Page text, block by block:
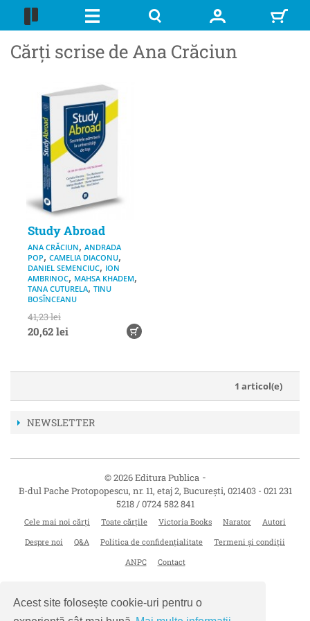
Acest site folosește cookie-uri pentru o
Cărți scrise de Ana Crăciun
Study Abroad
ANA CRĂCIUN, ANDRADA
POP, CAMELIA DIACONU,
DANIEL SEMENCIUC, ION
AMBRINOC, MAHSA KHADEM,
TANA CUTURELA, TINU
BOSÎNCEANU
41,23 lei
20,62 lei
1 articol(e)
NEWSLETTER
© 2026 Editura Publica -
B-dul Pache Protopopescu, nr. 11, etaj 2, București, 021403 - 021 231
5218 / 0724 582 841
Cele mai noi cărți Toate cărțile Victoria Books Narator
Autori
Despre noi
Q&A Politica de confidențialitate
Termeni și condiții
ANPC
Contact